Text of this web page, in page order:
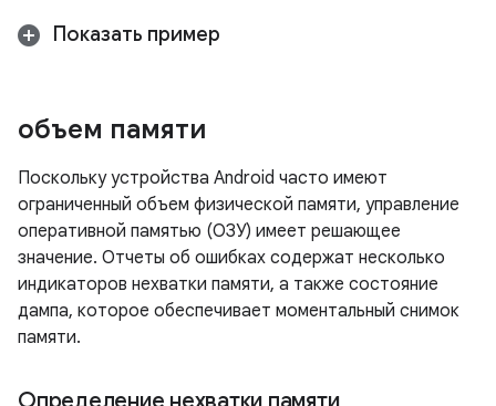
Показать пример
объем памяти
Поскольку устройства Android часто имеют
ограниченный объем физической памяти, управление
оперативной памятью (ОЗУ) имеет решающее
значение. Отчеты об ошибках содержат несколько
индикаторов нехватки памяти, а также состояние
дампа, которое обеспечивает моментальный снимок
памяти.